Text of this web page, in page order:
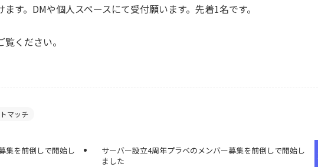
す。DMや個人スペースにて受付願います。先着1名です。
覧ください。
マッチ
集を前倒しで開始し
サーバー設立4周年プラベのメンバー募集を前倒しで開始し
ました